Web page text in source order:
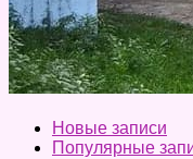
Новые записи
Популярные